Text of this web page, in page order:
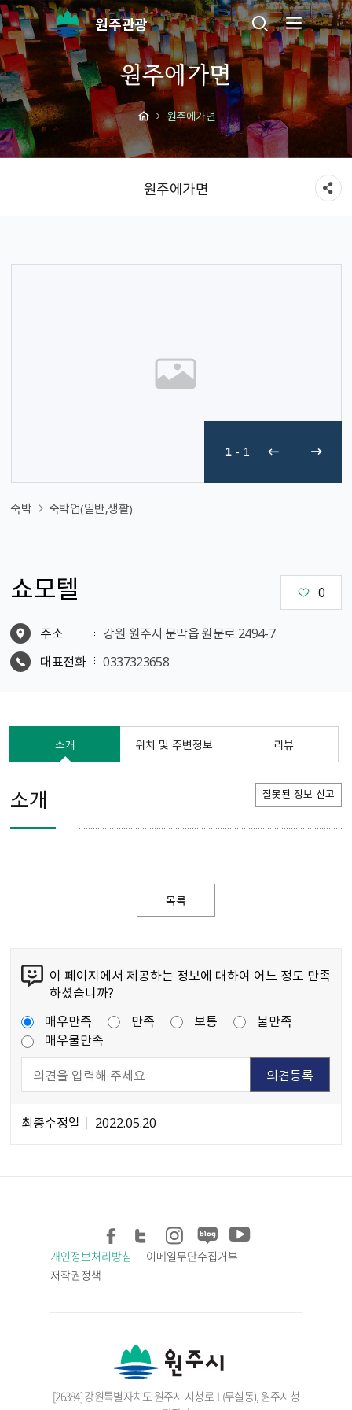
원주관광
원주에가면
원주에가면
원주에가면
1 - 1
숙박 숙박업(일반,생활)
쇼모텔 0
주소
강원 원주시 문막읍 원문로 2494-7
대표전화
0337323658
소개 위치 및 주변정보 리뷰
소개 잘못된 정보 신고
목록
이 페이지에서 제공하는 정보에 대하여 어느 정도 만족
하셨습니까?
매우만족
만족 보통
불만족
매우불만족
최종수정일 2022.05.20
개인정보처리방침
이메일무단수집거부
저작권정책
[26384] 강원특별자치도 원주시 시청로 1 (무실동), 원주시청